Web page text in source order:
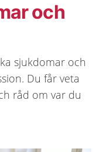
och
sjukdomar och
Du får veta
råd om var du